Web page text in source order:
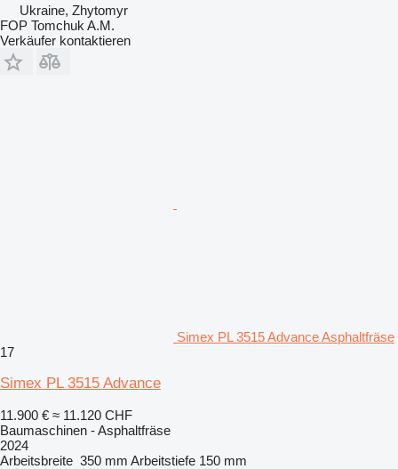
Ukraine, Zhytomyr
FOP Tomchuk A.M.
Verkäufer kontaktieren
Simex PL 3515 Advance Asphaltfräse
17
Simex PL 3515 Advance
11.900 € ≈ 11.120 CHF
Baumaschinen - Asphaltfräse
2024
Arbeitsbreite 350 mm Arbeitstiefe 150 mm